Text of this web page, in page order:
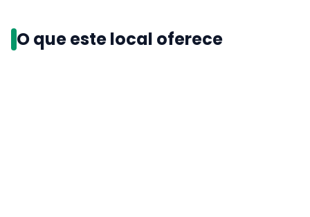
O que este local oferece